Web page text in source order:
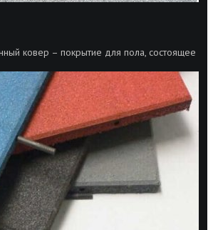
ковер – покрытие для пола, состоящее